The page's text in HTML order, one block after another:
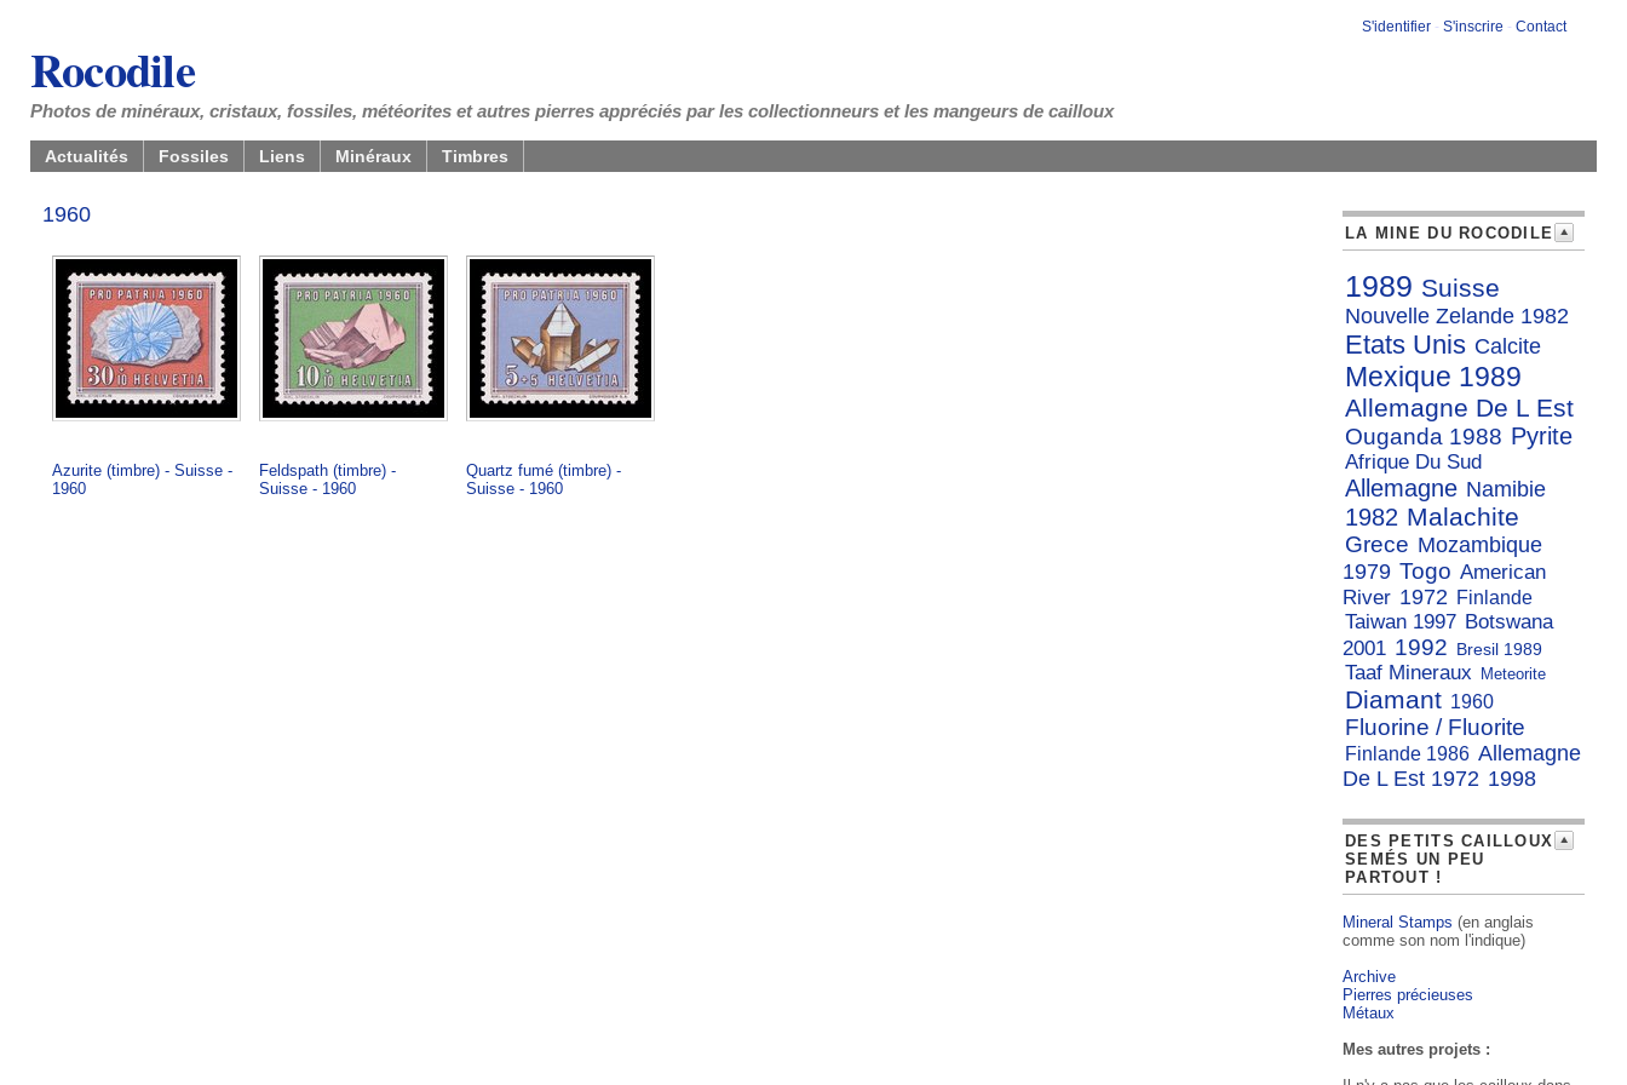
S'identifier - S'inscrire - Contact
Rocodile
Photos de minéraux, cristaux, fossiles, météorites et autres pierres appréciés par les collectionneurs et les mangeurs de cailloux
Actualités Fossiles Liens Minéraux Timbres
1960
Azurite (timbre) - Suisse -
1960
Feldspath (timbre) -
Suisse - 1960
Quartz fumé (timbre) -
Suisse - 1960
LA MINE DU ROCODILE
1989 Suisse
Nouvelle Zelande 1982
Etats Unis Calcite
Mexique 1989
Allemagne De L Est
Ouganda 1988 Pyrite
Afrique Du Sud
Allemagne Namibie
1982 Malachite
Grece Mozambique
1979 Togo American
River 1972 Finlande
Taiwan 1997 Botswana
2001 1992 Bresil 1989
Taaf Mineraux Meteorite
Diamant 1960
Fluorine / Fluorite
Finlande 1986 Allemagne
De L Est 1972 1998
DES PETITS CAILLOUX
SEMÉS UN PEU
PARTOUT !
Mineral Stamps (en anglais
comme son nom l'indique)
Archive
Pierres précieuses
Métaux
Mes autres projets :